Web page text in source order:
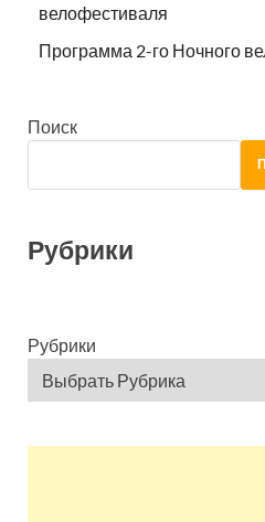
велофестиваля
Программа 2-го Ночного
Поиск
Рубрики
Рубрики